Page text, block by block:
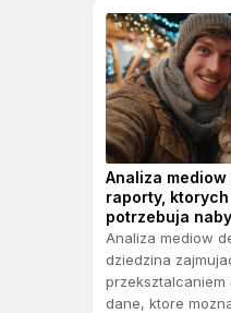
Analiza
raporty,
potrzebuja
Analiza mediow
dziedzina
przeksztalcaniem
dane, ktore